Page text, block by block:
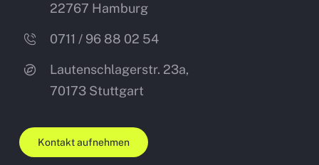
22767 Hamburg
0711 / 96 88 02 54
Lautenschlagerstr. 23a,
70173 Stuttgart
Kontakt aufnehmen